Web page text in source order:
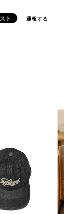
通報する